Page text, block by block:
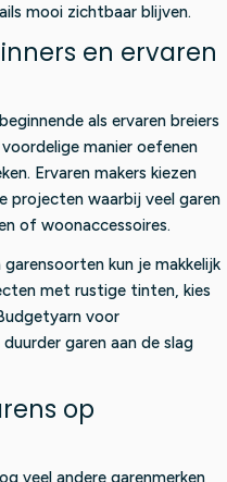
mooi zichtbaar blijven.
en ervaren
als ervaren breiers
manier oefenen
Ervaren makers kiezen
projecten waarbij veel garen
of woonaccessoires.
kun je makkelijk
met rustige tinten, kies
voor
garen aan de slag
op
veel andere garenmerken